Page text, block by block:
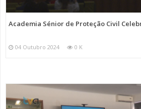
Academia Sénior de Proteção Civil
04 Outubro 2024 0 K